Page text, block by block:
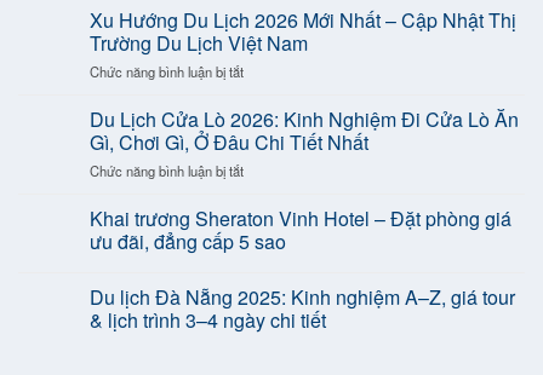
Giá
Vé
Tham
Quan
2026
Mới
Nhất
|
Cát
Cát,
Xu Hướng Du Lịch 2026 Mới Nhất – Cập Nhật Thị
Trường Du Lịch Việt Nam
Chức năng bình luận bị tắtở
Hướng
Du
Lịch
2026
Nhất
–
Cập
Thị
Trường
Du
Du Lịch Cửa Lò 2026: Kinh Nghiệm Đi Cửa Lò Ăn
Gì, Chơi Gì, Ở Đâu Chi Tiết Nhất
Chức năng bình luận bị tắtở
Lịch
Cửa
Lò
Kinh
Nghiệm
Đi
Khai trương Sheraton Vinh Hotel – Đặt phòng giá
ưu đãi, đẳng cấp 5 sao
Du lịch Đà Nẵng 2025: Kinh nghiệm A–Z, giá tour
& lịch trình 3–4 ngày chi tiết